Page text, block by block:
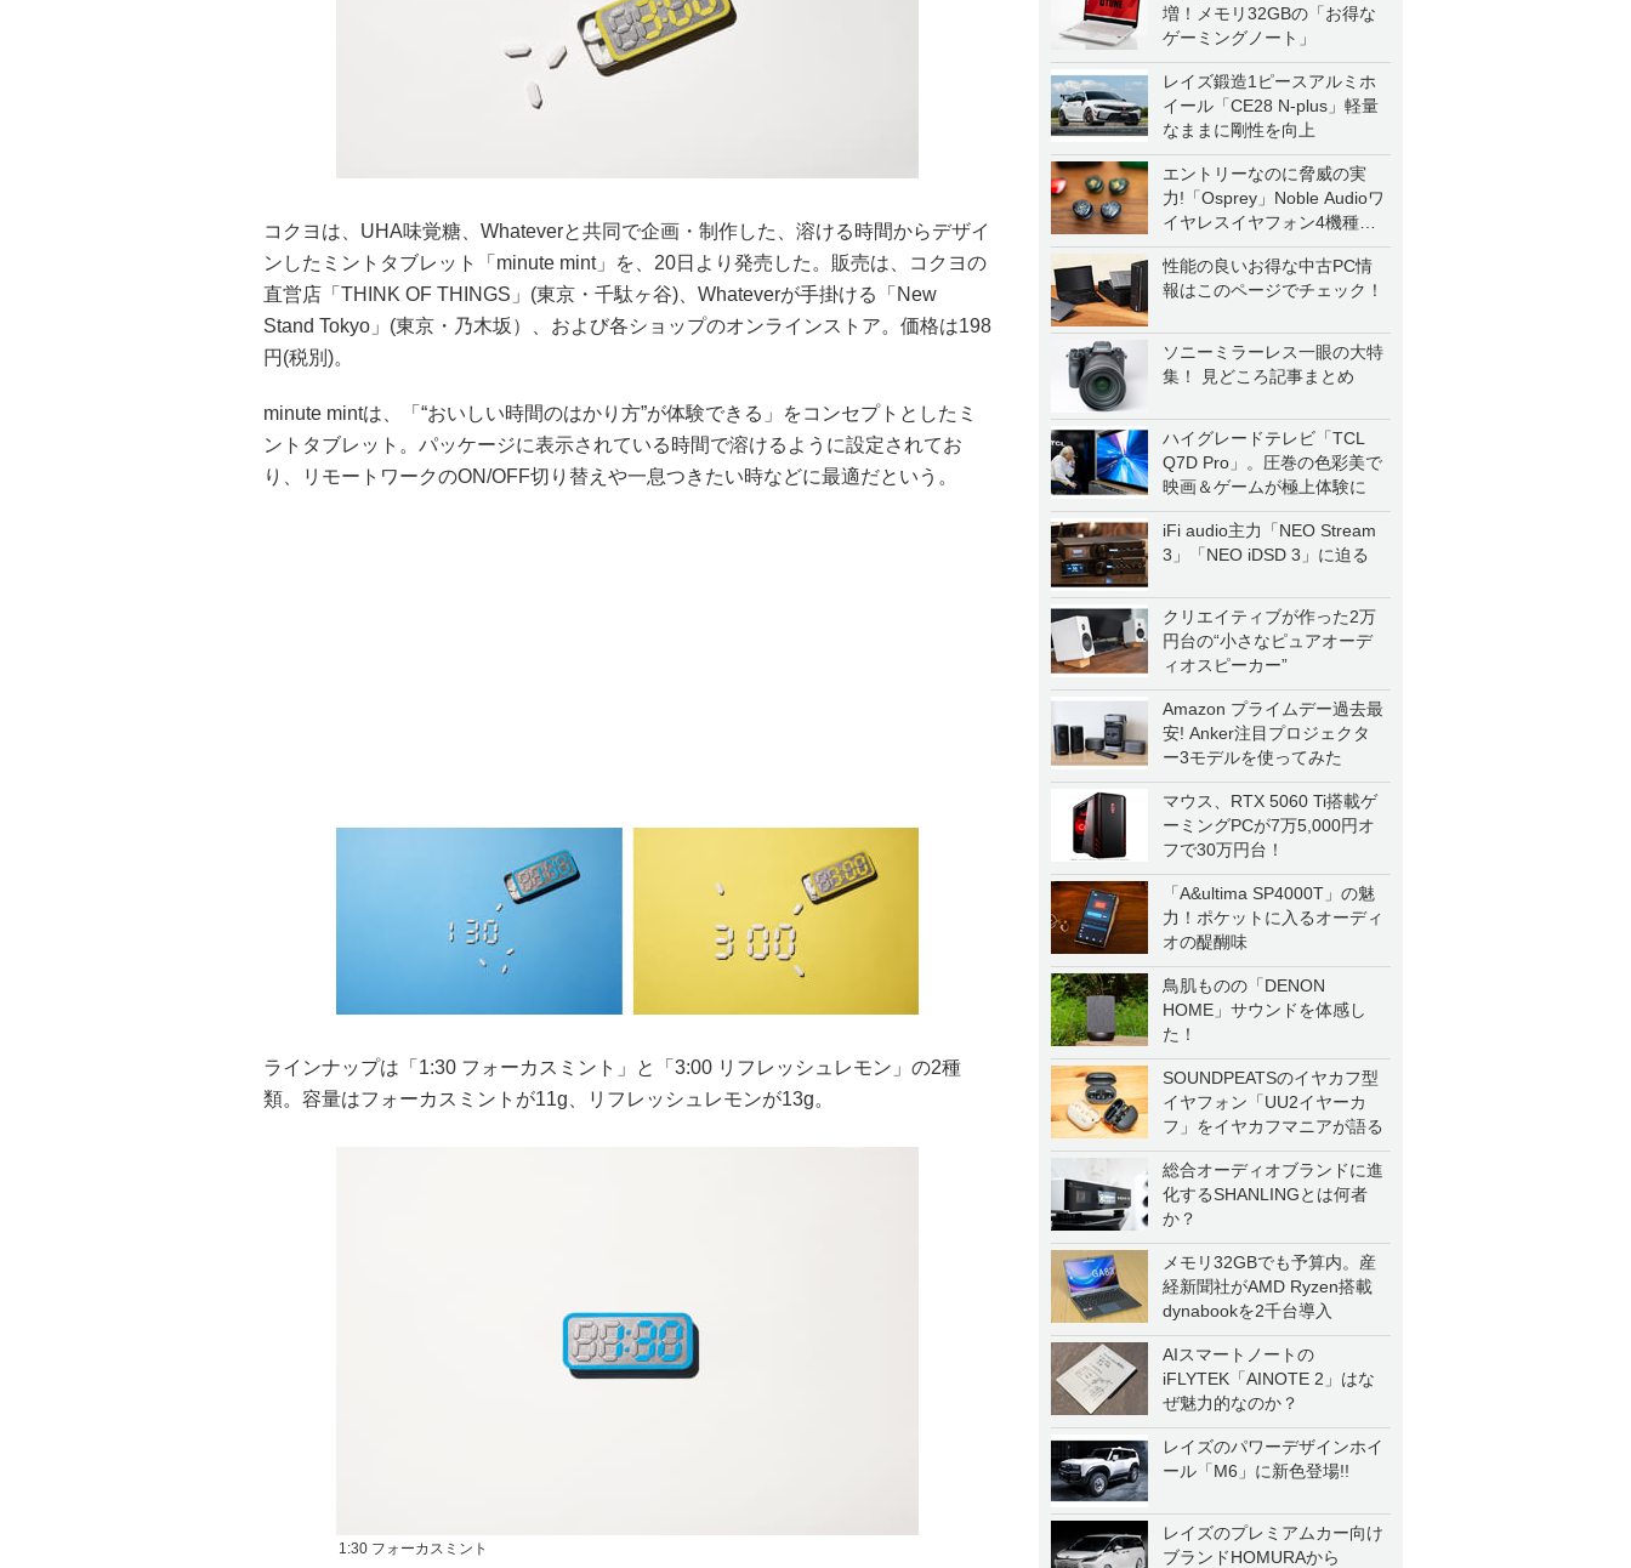
増！メモリ32GBの「お得な
ゲーミングノート」
レイズ鍛造1ピースアルミホ
イール「CE28 N-plus」軽量
なままに剛性を向上
エントリーなのに脅威の実
力!「Osprey」Noble Audioワ
イヤレスイヤフォン4機種を
一気に聴く
性能の良いお得な中古PC情
報はこのページでチェック！
ソニーミラーレス一眼の大特
集！ 見どころ記事まとめ
ハイグレードテレビ「TCL
Q7D Pro」。圧巻の色彩美で
映画＆ゲームが極上体験に
iFi audio主力「NEO Stream
3」「NEO iDSD 3」に迫る
クリエイティブが作った2万
円台の“小さなピュアオーデ
ィオスピーカー”
Amazon プライムデー過去最
安! Anker注目プロジェクタ
ー3モデルを使ってみた
マウス、RTX 5060 Ti搭載ゲ
ーミングPCが7万5,000円オ
フで30万円台！
「A&ultima SP4000T」の魅
力！ポケットに入るオーディ
オの醍醐味
鳥肌ものの「DENON
HOME」サウンドを体感し
た！
SOUNDPEATSのイヤカフ型
イヤフォン「UU2イヤーカ
フ」をイヤカフマニアが語る
総合オーディオブランドに進
化するSHANLINGとは何者
か？
メモリ32GBでも予算内。産
経新聞社がAMD Ryzen搭載
dynabookを2千台導入
AIスマートノートの
iFLYTEK「AINOTE 2」はな
ぜ魅力的なのか？
レイズのパワーデザインホイ
ール「M6」に新色登場!!
レイズのプレミアムカー向け
ブランドHOMURAから
コクヨは、UHA味覚糖、Whateverと共同で企画・制作した、溶ける時間からデザイ
ンしたミントタブレット「minute mint」を、20日より発売した。販売は、コクヨの
直営店「THINK OF THINGS」(東京・千駄ヶ谷)、Whateverが手掛ける「New
Stand Tokyo」(東京・乃木坂）、および各ショップのオンラインストア。価格は198
円(税別)。
minute mintは、「“おいしい時間のはかり方”が体験できる」をコンセプトとしたミ
ントタブレット。パッケージに表示されている時間で溶けるように設定されてお
り、リモートワークのON/OFF切り替えや一息つきたい時などに最適だという。
ラインナップは「1:30 フォーカスミント」と「3:00 リフレッシュレモン」の2種
類。容量はフォーカスミントが11g、リフレッシュレモンが13g。
1:30 フォーカスミント